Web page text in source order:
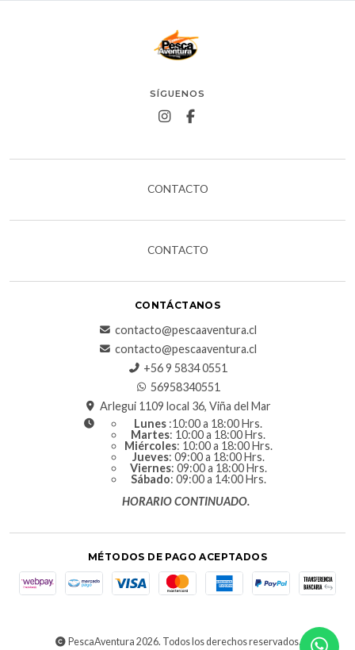
SÍGUENOS
CONTACTO
CONTACTO
CONTÁCTANOS
contacto@pescaaventura.cl
contacto@pescaaventura.cl
+56 9 5834 0551
56958340551
Arlegui 1109 local 36, Viña del Mar
Lunes :10:00 a 18:00 Hrs.
Martes: 10:00 a 18:00 Hrs.
Miércoles: 10:00 a 18:00 Hrs.
Jueves: 09:00 a 18:00 Hrs.
Viernes: 09:00 a 18:00 Hrs.
Sábado: 09:00 a 14:00 Hrs.
HORARIO CONTINUADO.
MÉTODOS DE PAGO ACEPTADOS
PescaAventura 2026. Todos los derechos reservados.